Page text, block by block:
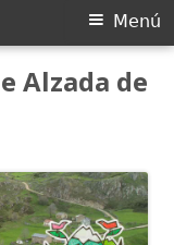
Alzada de
Menú